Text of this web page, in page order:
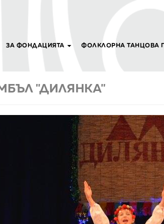
ЗА ФОНДАЦИЯТА ФОЛКЛОРНА ТАНЦОВА
"ДИЛЯНКА"